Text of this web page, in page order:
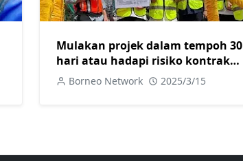
Mulakan projek dalam tempoh 30
hari atau hadapi risiko kontrak
ditamatkan
Borneo Network 2025/3/15